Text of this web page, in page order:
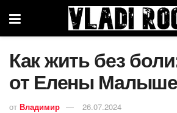
Как жить без
от Елены
от Владимир 26.07.2024